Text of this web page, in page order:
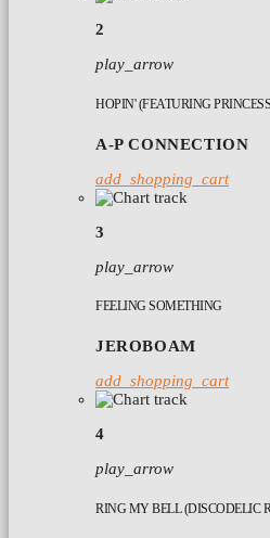
2
play_arrow
HOPIN' (FEATURING
A-P CONNECTION
add_shopping_cart
3
play_arrow
FEELING SOMETHING
JEROBOAM
add_shopping_cart
4
play_arrow
RING MY BELL (DISCODELIC